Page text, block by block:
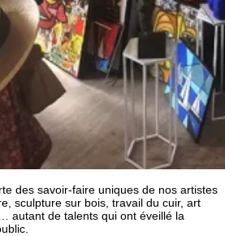
des savoir-faire uniques de nos artistes
sculpture sur bois, travail du cuir, art
autant de talents qui ont éveillé la